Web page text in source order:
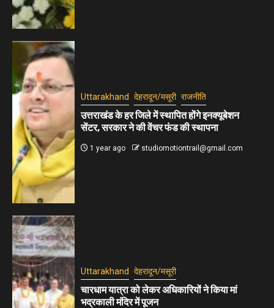
Uttarakhand देहरादून/मसूरी राजनीति
उत्तराखंड के हर जिले में स्थापित होंगे इनक्यूबेशन
सेंटर, सरकार ने की वेंचर फंड की स्थापना
1 year ago studiomotiontrail@gmail.com
Uttarakhand देहरादून/मसूरी
चारधाम यात्रा को लेकर अधिकारियों ने किया मां
भद्रकाली मंदिर में पूजन